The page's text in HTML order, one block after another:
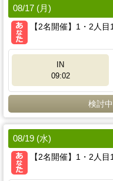
08/17 (月)
【2名開催】1・2人
IN
09:02
検討
08/19 (水)
【2名開催】1・2人